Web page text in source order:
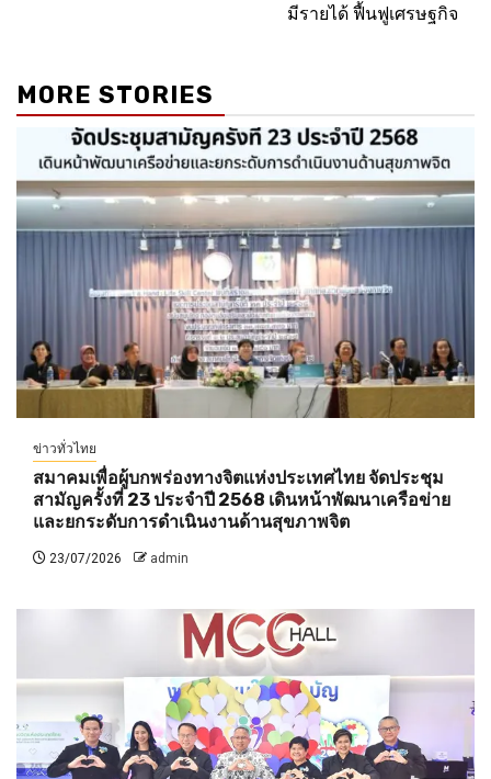
มีรายได้ ฟื้นฟูเศรษฐกิจ
MORE STORIES
ข่าวทั่วไทย
สมาคมเพื่อผู้บกพร่องทางจิตแห่งประเทศไทย จัดประชุม
สามัญครั้งที่ 23 ประจำปี 2568 เดินหน้าพัฒนาเครือข่าย
และยกระดับการดำเนินงานด้านสุขภาพจิต
23/07/2026 admin